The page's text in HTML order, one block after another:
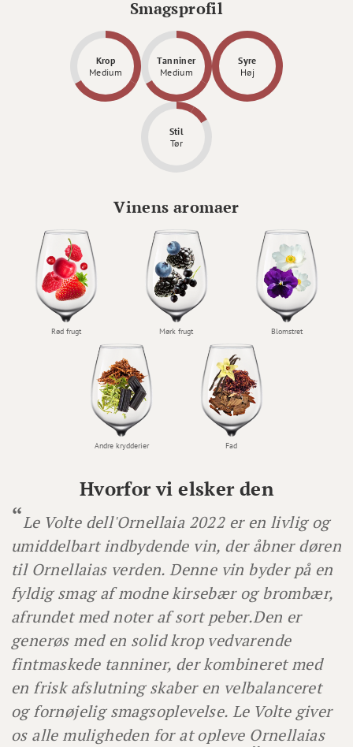
Hvorfor vi elsker den
Le Volte dell'Ornellaia 2022 er en livlig og
umiddelbart indbydende vin, der åbner døren
til Ornellaias verden. Denne vin byder på en
fyldig smag af modne kirsebær og brombær,
afrundet med noter af sort peber.Den er
generøs med en solid krop vedvarende
fintmaskede tanniner, der kombineret med
en frisk afslutning skaber en velbalanceret
og fornøjelig smagsoplevelse. Le Volte giver
os alle muligheden for at opleve Ornellaias
Smagsprofil
Krop
Medium
Tanniner
Medium
Syre
Høj
Stil
Tør
Vinens aromaer
Rød frugt Mørk frugt Blomstret
Andre krydderier Fad